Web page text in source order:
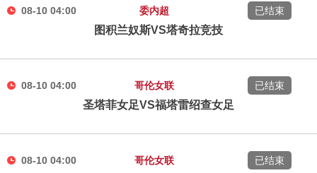
08-10 04:00 委内超
图积兰奴斯VS塔奇拉竞技
已结束
08-10 04:00 哥伦女联
圣塔菲女足VS福塔雷绍查女足
已结束
08-10 04:00 哥伦女联 已结束